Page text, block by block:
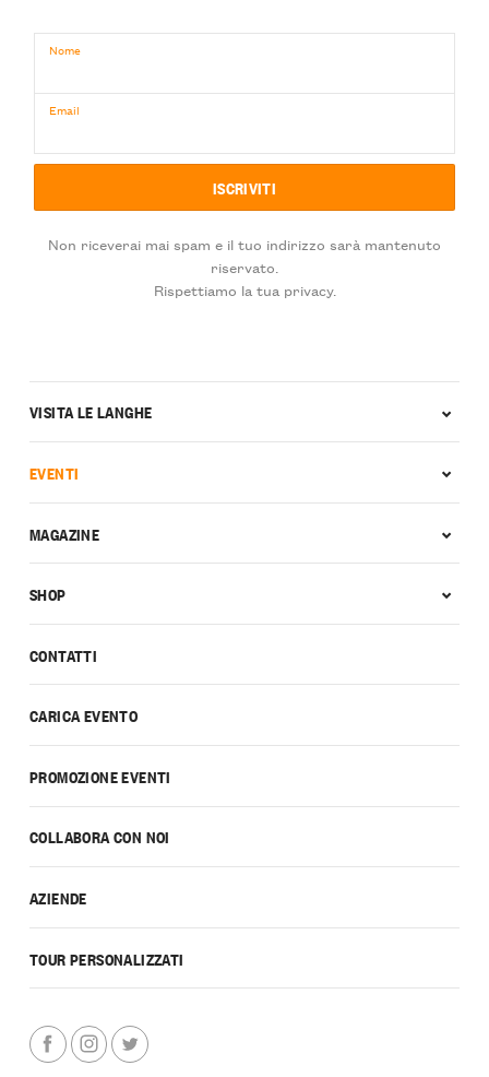
Nome
Email
Non riceverai mai spam e il tuo indirizzo sarà mantenuto
riservato.
Rispettiamo la tua privacy.
CONTATTI
CARICA EVENTO
PROMOZIONE EVENTI
COLLABORA CON NOI
AZIENDE
TOUR PERSONALIZZATI
VISITA LE LANGHE
EVENTI
MAGAZINE
SHOP